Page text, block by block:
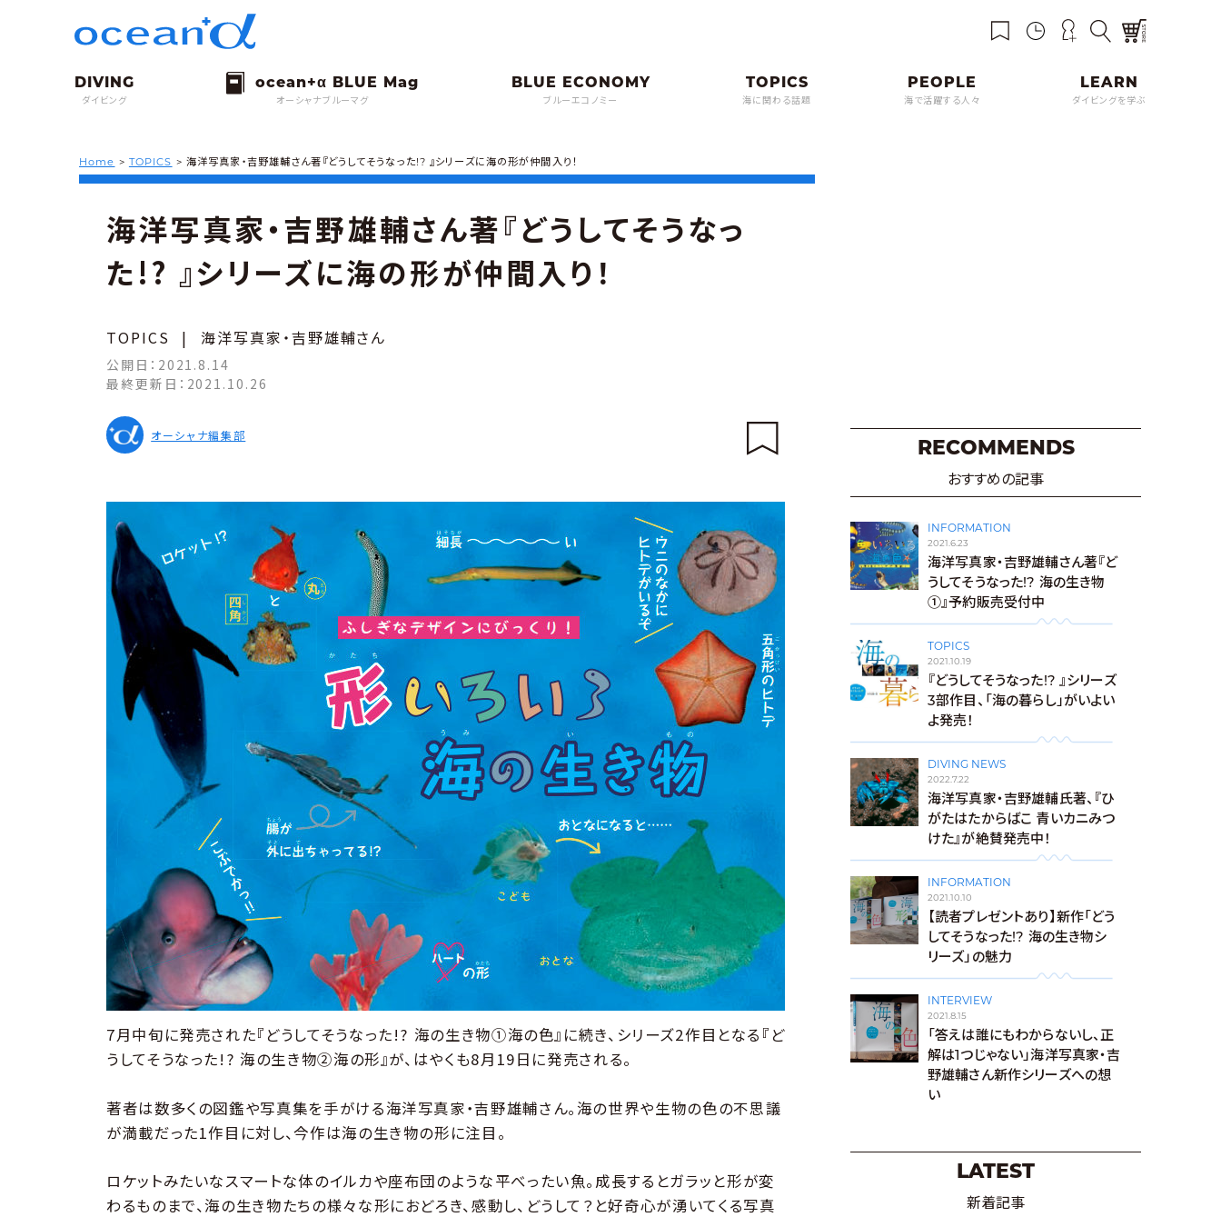
ダイビング オーシャナブルーマグ ブルーエコノミー 海に関わる話題 海で活躍する人々 ダイビングを学ぶ
Home > TOPICS > 海洋写真家・吉野雄輔さん著『どうしてそうなった!? 』シリーズに海の形が仲間入り！
海洋写真家・吉野雄輔さん著『どうしてそうなっ
た!? 』シリーズに海の形が仲間入り！
TOPICS | 海洋写真家・吉野雄輔さん
公開日： 2021.8.14
最終更新日： 2021.10.26
オーシャナ編集部
7月中旬に発売された『どうしてそうなった!? 海の生き物①海の色』に続き、シリーズ2作目となる『ど
うしてそうなった!? 海の生き物②海の形』が、はやくも8月19日に発売される。
著者は数多くの図鑑や写真集を手がける海洋写真家・吉野雄輔さん。海の世界や生物の色の不思議
が満載だった1作目に対し、今作は海の生き物の形に注目。
ロケットみたいなスマートな体のイルカや座布団のような平べったい魚。成長するとガラッと形が変
わるものまで、海の生き物たちの様々な形におどろき、感動し、どうして？と好奇心が湧いてくる写真
RECOMMENDS
おすすめの記事
INFORMATION
2021.6.23
海洋写真家・吉野雄輔さん著『ど
うしてそうなった!? 海の生き物
①』予約販売受付中
TOPICS
2021.10.19
『どうしてそうなった!? 』シリーズ
3部作目、「海の暮らし」がいよい
よ発売！
DIVING NEWS
2022.7.22
海洋写真家・吉野雄輔氏著、『ひ
がたはたからばこ 青いカニみつ
けた』が絶賛発売中！
INFORMATION
2021.10.10
【読者プレゼントあり】新作「どう
してそうなった!? 海の生き物シ
リーズ」の魅力
INTERVIEW
2021.8.15
「答えは誰にもわからないし、正
解は1つじゃない」海洋写真家・吉
野雄輔さん新作シリーズへの想
い
LATEST
新着記事